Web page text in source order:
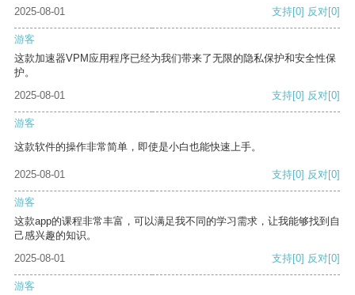
2025-08-01 支持[0] 反对[0]
游客
这款加速器VPM应用程序已经为我们带来了无限的隐私保护和安全性保
护。
2025-08-01
支持[0] 反对[0]
游客
这款软件的操作非常简单，即使是小白也能快速上手。
2025-08-01 支持[0] 反对[0]
游客
这款app的课程非常丰富，可以满足我不同的学习需求，让我能够找到自
己感兴趣的知识。
2025-08-01
支持[0] 反对[0]
游客